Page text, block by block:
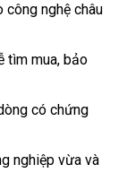
công nghệ châu
tìm mua, bảo
có chứng
nghiệp vừa và